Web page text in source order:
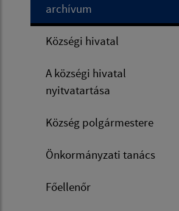
archívum
Községi hivatal
A községi hivatal
nyitvatartása
Község polgármestere
Önkormányzati tanács
Főellenőr